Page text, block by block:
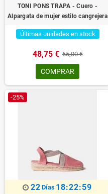
TONI PONS TRAPA - Cuero -
Alpargata de mujer estilo cangrejera
Últimas unidades en stock
48,75 € 65,00 €
COMPRAR
-25%
22 Días 18:22:59